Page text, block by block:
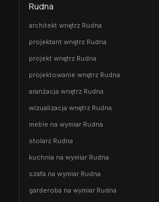
Rudna
architekt wnętrz Rudna
projektant wnętrz Rudna
projekt wnętrz Rudna
projektowanie wnętrz Rudna
aranżacja wnętrz Rudna
wizualizacja wnętrz Rudna
meble na wymiar Rudna
stolarz Rudna
kuchnia na wymiar Rudna
szafa na wymiar Rudna
garderoba na wymiar Rudna